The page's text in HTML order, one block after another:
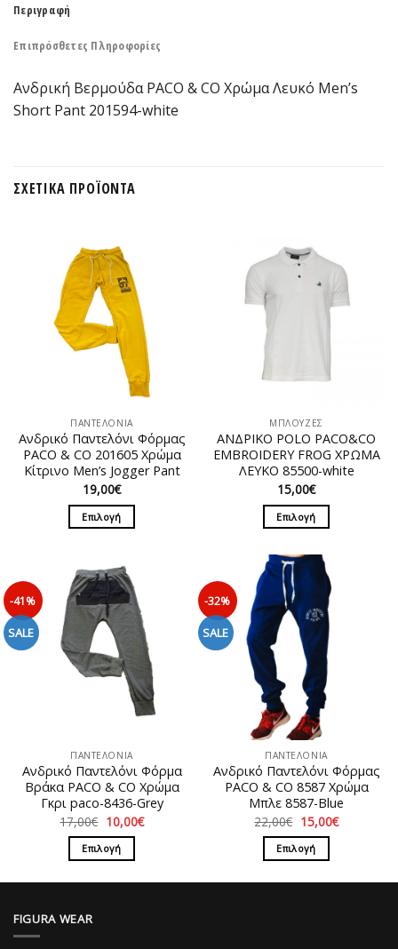
Περιγραφή
Επιπρόσθετες Πληροφορίες
Ανδρική Βερμούδα PACO & CO Χρώμα Λευκό Men’s
Short Pant 201594-white
ΣΧΕΤΙΚΆ ΠΡΟΪΌΝΤΑ
ΠΑΝΤΕΛΟΝΙΑ
Ανδρικό Παντελόνι Φόρμας
PACO & CO 201605 Χρώμα
Kίτρινο Men’s Jogger Pant
19,00€
Επιλογή
προϊόν
έχει
πολλαπλές
παραλλαγές.
Οι
επιλογές
μπορούν
σελίδα
του
προϊόντος
ΜΠΛΟΥΖΕΣ
ΑΝΔΡΙΚΟ POLO PACO&CO
EMBROIDERY FROG ΧΡΩΜΑ
ΛΕΥΚΟ 85500-white
15,00€
Επιλογή
το
προϊόν
έχει
πολλαπλές
παραλλαγές.
Οι
επιλογές
μπορούν
να
επιλεγούν
στη
σελίδα
του
προϊόντος
-41%
SALE
ΠΑΝΤΕΛΟΝΙΑ
Ανδρικό Παντελόνι Φόρμα
Bράκα PACO & CO Χρώμα
Γκρι paco-8436-Grey
17,00€ Original
price
was:
17,00€.
10,00€Η
τρέχουσα
Επιλογή
το
-32%
SALE
ΠΑΝΤΕΛΟΝΙΑ
Ανδρικό Παντελόνι Φόρμας
PACO & CO 8587 Χρώμα
Μπλε 8587-Blue
22,00€ Original
price
was:
22,00€.
15,00€Η
τρέχουσα
Επιλογή
το
FIGURA WEAR